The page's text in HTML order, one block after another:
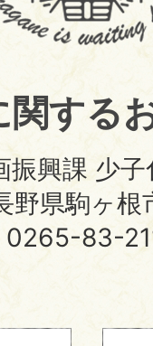
関する
振興課 少
県駒ヶ根
0265-83-